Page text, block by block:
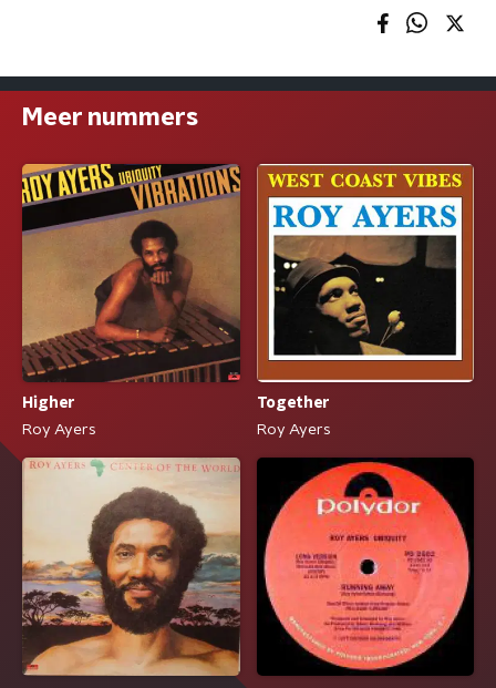
Meer nummers
Higher
Roy Ayers
Together
Roy Ayers